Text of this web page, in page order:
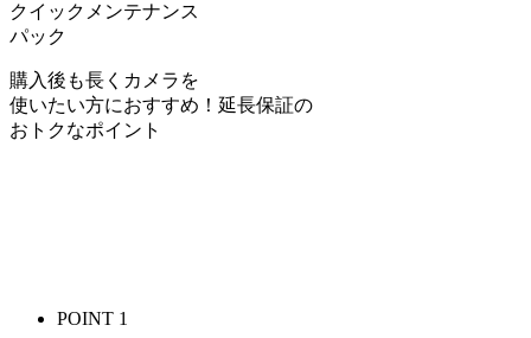
クイックメンテナンス
パック
購入後も長くカメラを
使いたい方におすすめ！ 延長保証の
おトクなポイント
POINT 1